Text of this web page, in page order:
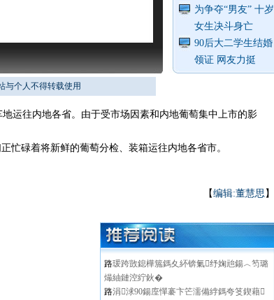
为争夺“男友” 十岁
女生决斗身亡
90后大二学生结婚
领证 网友力挺
与个人不得转载使用
往内地各省。由于受市场因素和内地葡萄集中上市的影
碌着将新鲜的葡萄分检、装箱运往内地各省市。
【编辑:董慧思 】
路瑗跨敳鎴樺箷鎷夊紑锛氭纾婅兘鍚︿笉璐
熶紬鏈涳紵鈥�
路涓浗90鍚庢憚褰卞笀濡備綍鎷夸笅鍥藉